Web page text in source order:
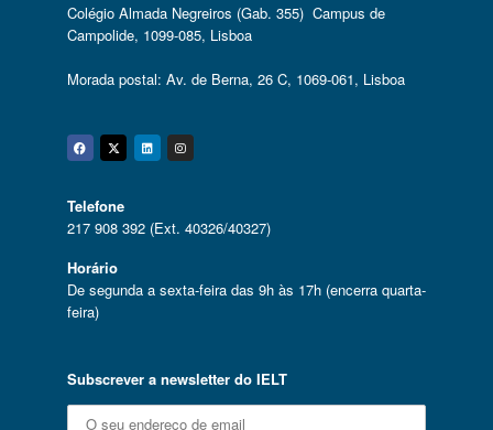
Colégio Almada Negreiros (Gab. 355) Campus de
Campolide, 1099-085, Lisboa
Morada postal: Av. de Berna, 26 C, 1069-061, Lisboa
Facebook
Twitter
Linkedin
Instagram
Telefone
217 908 392 (Ext. 40326/40327)
Horário
De segunda a sexta-feira das 9h às 17h (encerra quarta-
feira)
Subscrever a newsletter do IELT